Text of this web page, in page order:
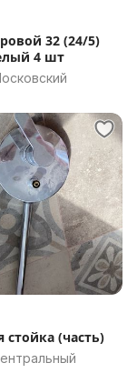
32 (24/5)
4 шт
(часть)